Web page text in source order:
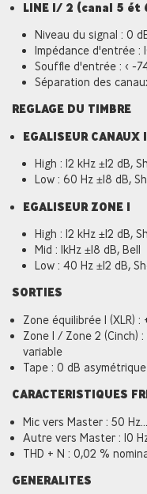
LINE 1/ 2 (canal 5 ét
Niveau du signal : 0
Impédance d'entrée :
Souffle d'entrée : < -
Séparation des
REGLAGE DU TIMBRE
EGALISEUR CANAUX
High : 12 kHz ±12 dB,
Low : 60 Hz ±18 dB,
EGALISEUR ZONE 1
High : 12 kHz ±12 dB,
Mid : 1kHz ±18 dB, Bell
Low : 40 Hz ±12 dB,
SORTIES
Zone équilibrée 1 (XLR)
Zone 1 / Zone 2
variable
Tape : 0 dB
CARACTERISTIQUES
Mic vers Master : 50
Autre vers Master : 10
THD + N : 0,02 %
GENERALITES